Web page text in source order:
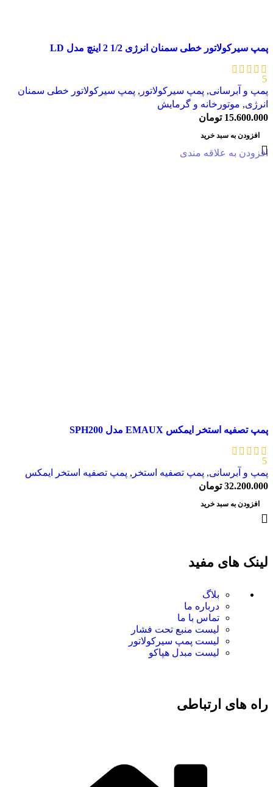
پمپ سیرکولاتور خطی سمنان انرژی 1/2 2 اینچ مدل LD
5
پمپ و آبرسانی, پمپ سیرکولاتور , پمپ سیرکولاتور خطی سمنان
انرژی, موتورخانه و گرمایش
15.600.000 تومان
افزودن به سبد خرید
افزودن به علاقه مندی
پمپ تصفیه استخر ایمکس EMAUX مدل SPH200
5
پمپ و آبرسانی, پمپ تصفیه استخر , پمپ تصفیه استخر ایمکس
32.200.000 تومان
افزودن به سبد خرید
لینک های مفید
بلاگ
درباره ما
تماس با ما
لیست منبع تحت فشار
لیست پمپ سیرکولاتور
لیست مبدل هپاکو
راه های ارتباطی